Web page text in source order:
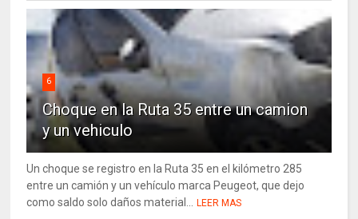
6
Choque en la Ruta 35 entre un camion
y un vehiculo
Un choque se registro en la Ruta 35 en el kilómetro 285
entre un camión y un vehículo marca Peugeot, que dejo
como saldo solo daños material...
LEER MAS